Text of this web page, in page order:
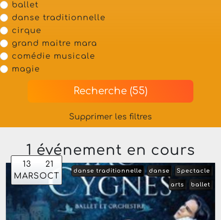
ballet
danse traditionnelle
cirque
grand maitre mara
comédie musicale
magie
Recherche (55)
Supprimer les filtres
1 événement en cours
13
MARS
21
OCT
Spectacle
danse
danse traditionnelle
ballet
arts